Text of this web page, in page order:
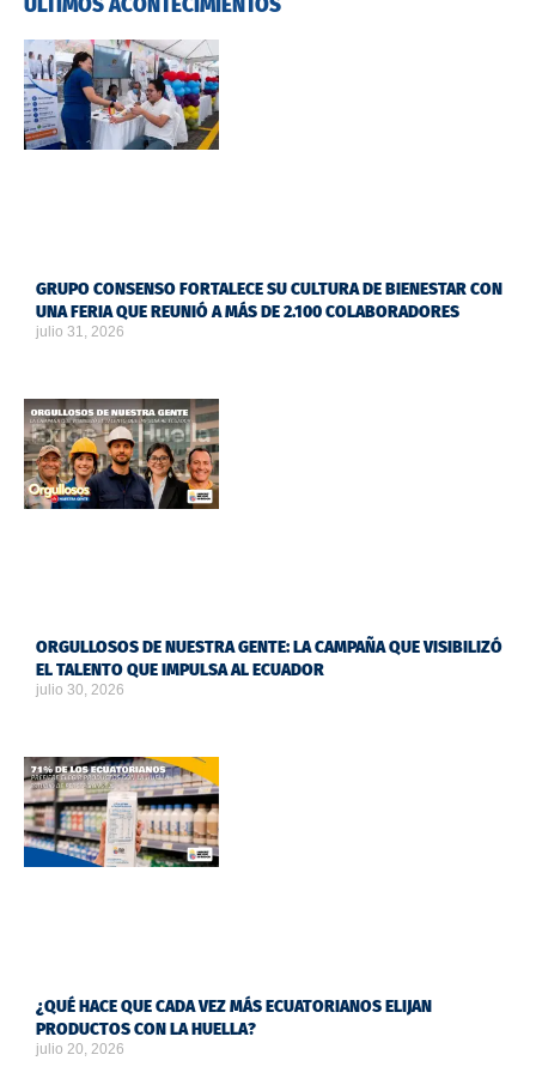
ÚLTIMOS ACONTECIMIENTOS
GRUPO CONSENSO FORTALECE SU CULTURA DE BIENESTAR CON
UNA FERIA QUE REUNIÓ A MÁS DE 2.100 COLABORADORES
julio 31, 2026
ORGULLOSOS DE NUESTRA GENTE: LA CAMPAÑA QUE VISIBILIZÓ
EL TALENTO QUE IMPULSA AL ECUADOR
julio 30, 2026
¿QUÉ HACE QUE CADA VEZ MÁS ECUATORIANOS ELIJAN
PRODUCTOS CON LA HUELLA?
julio 20, 2026